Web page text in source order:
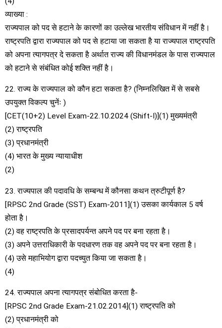
व्याख्या :
राज्यपाल को पद से हटाने के कारणों का उल्लेख भारतीय संविधान में नहीं है।
राष्ट्रपति द्वारा राज्यपाल को पद से हटाया जा सकता है या राज्यपाल राष्ट्रपति
को अपना त्यागपत्र दे सकता है अर्थात राज्य की विधानमंडल के पास राज्यपाल
को हटाने से संबंधित कोई शक्ति नहीं है।
22. राज्य के राज्यपाल को कौन हटा सकता है? (निम्नलिखित में से सबसे
उपयुक्त विकल्प चुनेंः )
[CET(10+2) Level Exam-22.10.2024 (Shift-I)](1) मुख्यमंत्री
(2) राष्ट्रपति
(3) प्रधानमंत्री
(4) भारत के मुख्य न्यायाधीश
(2)
23. राज्यपाल की पदावधि के सम्बन्ध में कौनसा कथन त्रुटीपूर्ण है?
[RPSC 2nd Grade (SST) Exam-2011](1) उसका कार्यकाल 5 वर्ष
होता है।
(2) वह राष्ट्रपति के प्रसादपर्यन्त अपने पद पर बना रहता है।
(3) अपने उत्तराधिकारी के पदधारण तक वह अपने पद पर बना रहता है।
(4) उसे महाभियोग द्वारा पदच्युत किया जा सकता है।
(4)
24. राज्यपाल अपना त्यागपत्र संबोधित करता है-
[RPSC 2nd Grade Exam-21.02.2014](1) राष्ट्रपति को
(2) प्रधानमंत्री को